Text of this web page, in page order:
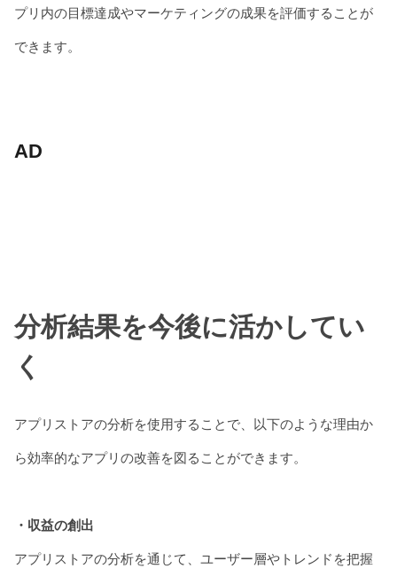
プリ内の目標達成やマーケティングの成果を評価することが
できます。
AD
分析結果を今後に活かしてい
く
アプリストアの分析を使用することで、以下のような理由か
ら効率的なアプリの改善を図ることができます。
・収益の創出
アプリストアの分析を通じて、ユーザー層やトレンドを把握